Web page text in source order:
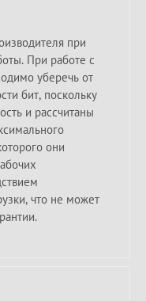
при
При работе с
уберечь от
бит, поскольку
и рассчитаны
они
что не может